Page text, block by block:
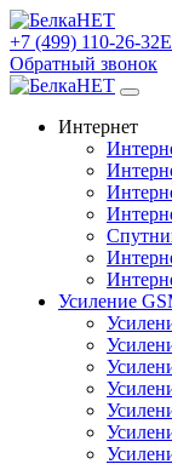
+7 (499) 110-26-32
Обратный звонок
Интернет
Усиление